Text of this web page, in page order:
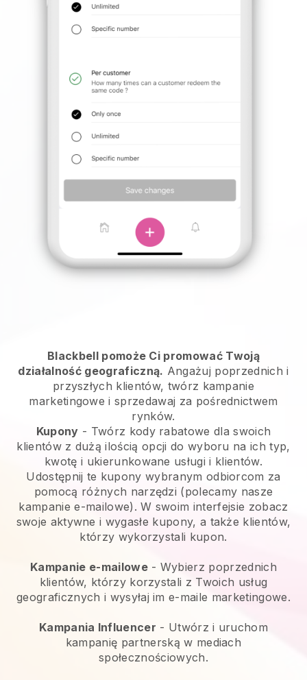
Blackbell pomoże Ci promować Twoją
działalność geograficzną. Angażuj poprzednich i
przyszłych klientów, twórz kampanie
marketingowe i sprzedawaj za pośrednictwem
rynków.
Kupony - Twórz kody rabatowe dla swoich
klientów z dużą ilością opcji do wyboru na ich typ,
kwotę i ukierunkowane usługi i klientów.
Udostępnij te kupony wybranym odbiorcom za
pomocą różnych narzędzi (polecamy nasze
kampanie e-mailowe). W swoim interfejsie zobacz
swoje aktywne i wygasłe kupony, a także klientów,
którzy wykorzystali kupon.
Kampanie e-mailowe- Wybierz poprzednich
klientów, którzy korzystali z Twoich usług
geograficznych i wysyłaj im e-maile marketingowe.
Kampania Influencer - Utwórz i uruchom
kampanię partnerską w mediach
społecznościowych.